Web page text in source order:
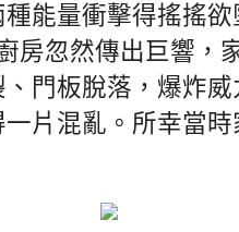
能量衝擊得搖搖
房忽然傳出巨響，
門板脫落，爆炸
片混亂。所幸當